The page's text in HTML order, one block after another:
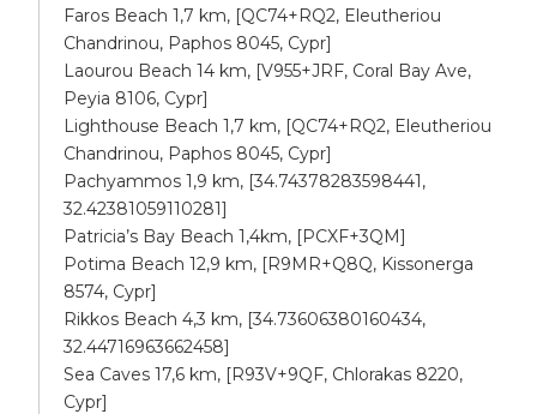
Faros Beach 1,7 km, [QC74+RQ2, Eleutheriou
Chandrinou, Paphos 8045, Cypr]
Laourou Beach 14 km, [V955+JRF, Coral Bay Ave,
Peyia 8106, Cypr]
Lighthouse Beach 1,7 km, [QC74+RQ2, Eleutheriou
Chandrinou, Paphos 8045, Cypr]
Pachyammos 1,9 km, [34.74378283598441,
32.42381059110281]
Patricia’s Bay Beach 1,4km, [PCXF+3QM]
Potima Beach 12,9 km, [R9MR+Q8Q, Kissonerga
8574, Cypr]
Rikkos Beach 4,3 km, [34.73606380160434,
32.44716963662458]
Sea Caves 17,6 km, [R93V+9QF, Chlorakas 8220,
Cypr]